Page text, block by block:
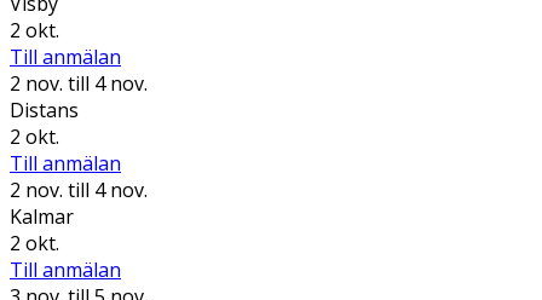
2 okt.
Till anmälan
2 nov. till 4 nov.
Distans
2 okt.
Till anmälan
2 nov. till 4 nov.
Kalmar
2 okt.
Till anmälan